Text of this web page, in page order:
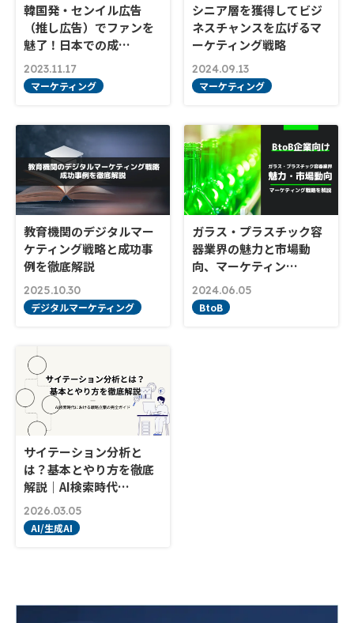
韓国発・センイル広告
（推し広告）でファンを
魅了！日本での成…
2023.11.17
マーケティング
シニア層を獲得してビジ
ネスチャンスを広げるマ
ーケティング戦略
2024.09.13
マーケティング
教育機関のデジタルマー
ケティング戦略と成功事
例を徹底解説
2025.10.30
デジタルマーケティング
ガラス・プラスチック容
器業界の魅力と市場動
向、マーケティン…
2024.06.05
BtoB
サイテーション分析と
は？基本とやり方を徹底
解説｜AI検索時代…
2026.03.05
AI/生成AI